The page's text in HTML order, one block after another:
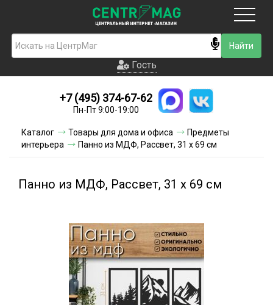
Гость
Новинки
Условия доставки
Контакты
Гость
+7 (495) 374-67-62
Пн-Пт 9:00-19:00
Каталог Товары для дома и офиса
Предметы
интерьера
Панно из МДФ, Рассвет, 31 х 69 см
Панно из МДФ, Рассвет, 31 х 69 см